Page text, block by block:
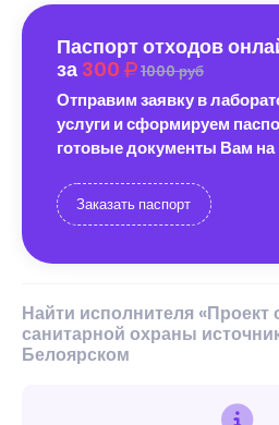
Паспорт отходов
за 300 1000 руб
Отправим заявку в
услуги и сформируем
готовые документы Вам на
Заказать паспорт
Найти исполнителя «Проект
санитарной охраны
Белоярском